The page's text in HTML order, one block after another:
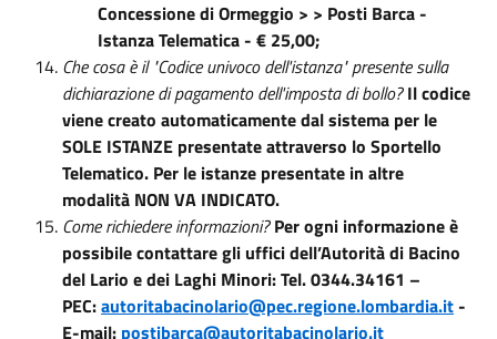
Concessione di Ormeggio > > Posti Barca -
Istanza Telematica - € 25,00;
Che cosa è il "Codice univoco dell'istanza" presente sulla
dichiarazione di pagamento dell'imposta di bollo? Il codice
viene creato automaticamente dal sistema per le
SOLE ISTANZE presentate attraverso lo Sportello
Telematico. Per le istanze presentate in altre
modalità NON VA INDICATO.
Come richiedere informazioni? Per ogni informazione è
possibile contattare gli uffici dell’Autorità di Bacino
del Lario e dei Laghi Minori: Tel. 0344.34161 –
PEC:autoritabacinolario@pec.regione.lombardia.it-
E-mail: postibarca@autoritabacinolario.it